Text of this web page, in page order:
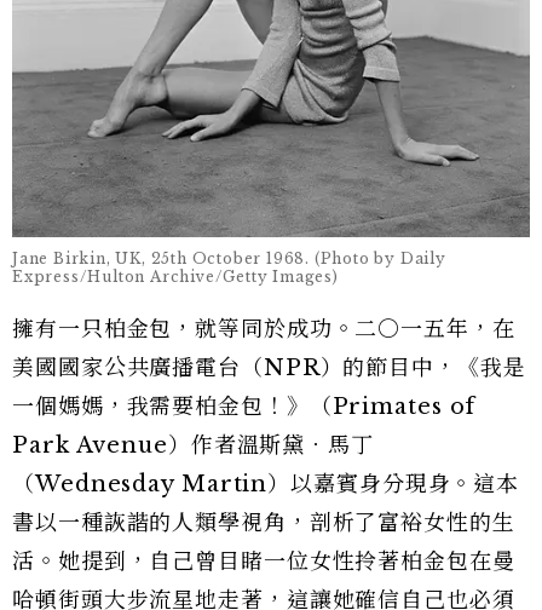
Jane Birkin, UK, 25th October 1968. (Photo by Daily
Express/Hulton Archive/Getty Images)
擁有一只柏金包，就等同於成功。二○一五年，在
美國國家公共廣播電台（NPR）的節目中，《我是
一個媽媽，我需要柏金包！》（Primates of
Park Avenue）作者溫斯黛．馬丁
（Wednesday Martin）以嘉賓身分現身。這本
書以一種詼諧的人類學視角，剖析了富裕女性的生
活。她提到，自己曾目睹一位女性拎著柏金包在曼
哈頓街頭大步流星地走著，這讓她確信自己也必須